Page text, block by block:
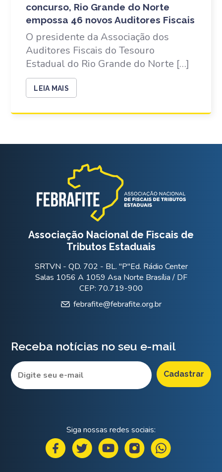
concurso, Rio Grande do Norte
empossa 46 novos Auditores Fiscais
O presidente da Associação dos
Auditores Fiscais do Tesouro
Estadual do Rio Grande do Norte […]
LEIA MAIS
Associação Nacional de Fiscais de
Tributos Estaduais
SRTVN - QD. 702 - BL. "P"Ed. Rádio Center
Salas 1056 A 1059 Asa Norte Brasília / DF
CEP: 70.719-900
febrafite@febrafite.org.br
Receba notícias no seu e-mail
Siga nossas redes sociais: